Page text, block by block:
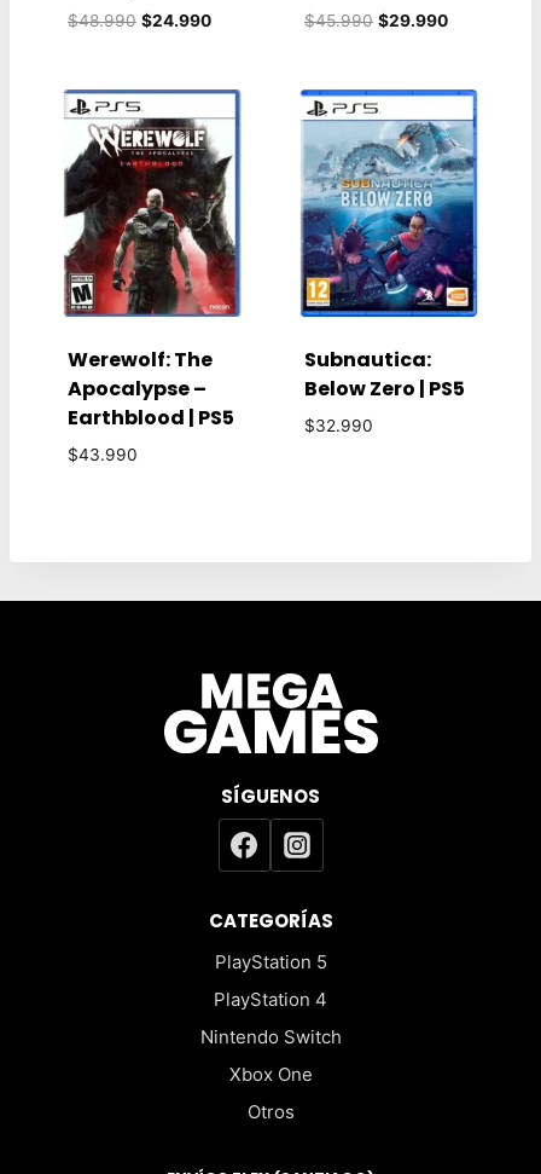
$48.990 El
era:
$48.990.
$24.990El
es:
$24.990.
$45.990 El
era:
$45.990.
$29.990El
es:
$29.990.
Werewolf: The
Apocalypse –
Earthblood | PS5
$43.990
Subnautica:
Below Zero | PS5
$32.990
SÍGUENOS
CATEGORÍAS
PlayStation 5
PlayStation 4
Nintendo Switch
Xbox One
Otros